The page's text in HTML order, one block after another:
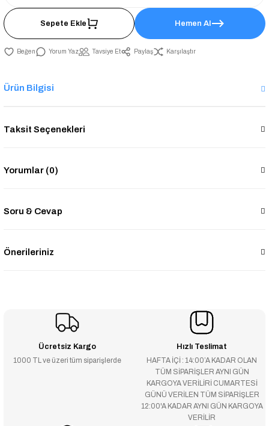
Sepete Ekle Hemen Al
Yorum Yaz Tavsiye Et Paylaş Karşılaştır
Ürün Bilgisi
Taksit Seçenekleri
Yorumlar (0)
Soru & Cevap
Önerileriniz
Ücretsiz Kargo
1000 TL ve üzeri tüm siparişlerde
Hızlı Teslimat
HAFTA İÇİ : 14:00’A KADAR OLAN
TÜM SİPARİŞLER AYNI GÜN
KARGOYA VERİLİRİ CUMARTESİ
GÜNÜ VERİLEN TÜM SİPARİŞLER
12:00'A KADAR AYNI GÜN KARGOYA
VERİLİR